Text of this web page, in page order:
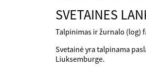
SVETAINES
Talpinimas ir žurnalo (log)
Svetainė yra talpinama
Liuksemburge.